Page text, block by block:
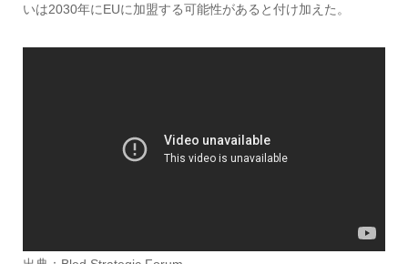
いは2030年にEUに加盟する可能性があると付け加えた。